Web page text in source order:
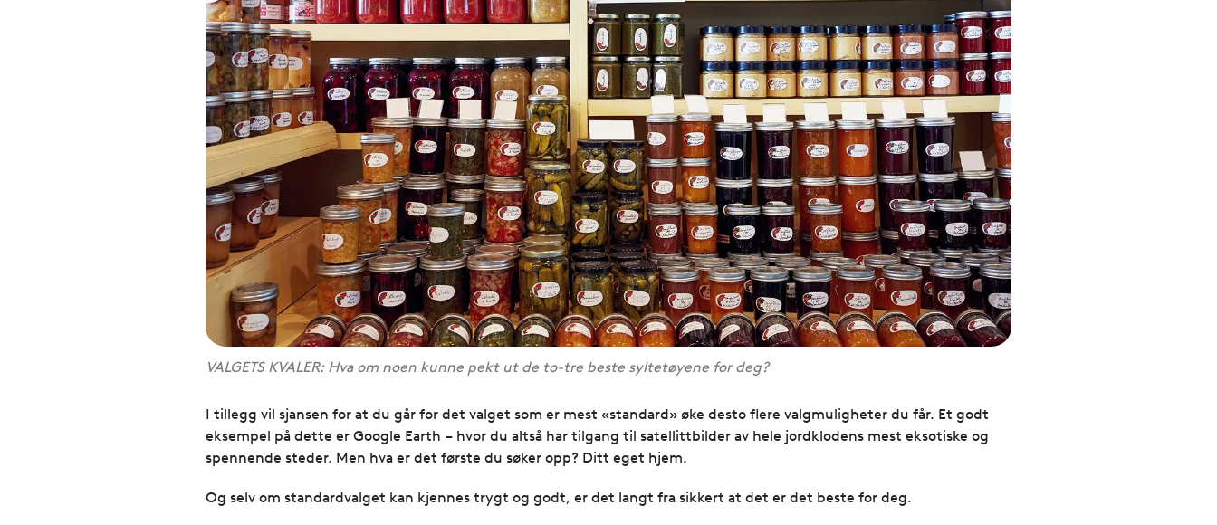
VALGETS KVALER: Hva om noen kunne pekt ut de to-tre beste syltetøyene for deg?
I tillegg vil sjansen for at du går for det valget som er mest «standard» øke desto flere valgmuligheter du får. Et godt
eksempel på dette er Google Earth – hvor du altså har tilgang til satellittbilder av hele jordklodens mest eksotiske og
spennende steder. Men hva er det første du søker opp? Ditt eget hjem.
Og selv om standardvalget kan kjennes trygt og godt, er det langt fra sikkert at det er det beste for deg.